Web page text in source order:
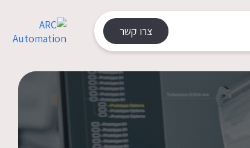
צרו קשר